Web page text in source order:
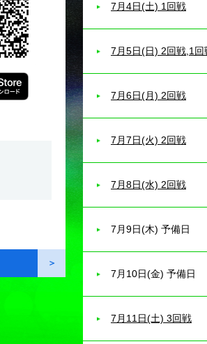
＞
7月4日(土) 1回戦
7月5日(日) 2回戦,1回
7月6日(月) 2回戦
7月7日(火) 2回戦
7月8日(水) 2回戦
7月9日(木) 予備日
7月10日(金) 予備日
7月11日(土) 3回戦